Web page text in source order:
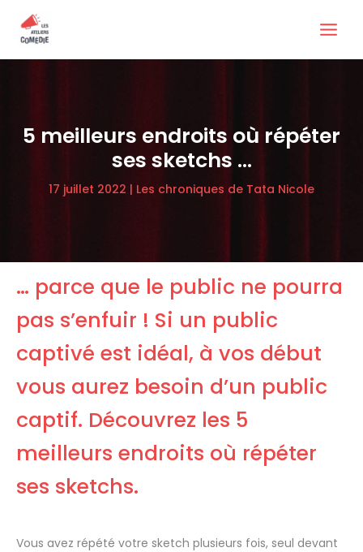
contenu
5 meilleurs endroits où répéter
ses sketchs …
17 juillet 2022 | Les chroniques de Tata Nicole
… parce que le public ne pourra
pas s’enfuir ! Si un public
captivé est idéal, à vos début
vous aurez besoin d’un public
captif. Découvrez les 5
meilleurs endroits où répéter
ses sketchs.
Vous avez répété votre sketch plusieurs fois, seul devant